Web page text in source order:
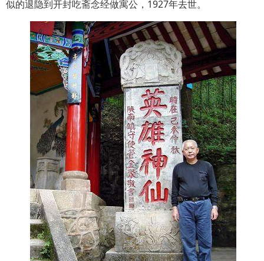
似的退隐到开封吃斋念经做寓公，1927年去世。